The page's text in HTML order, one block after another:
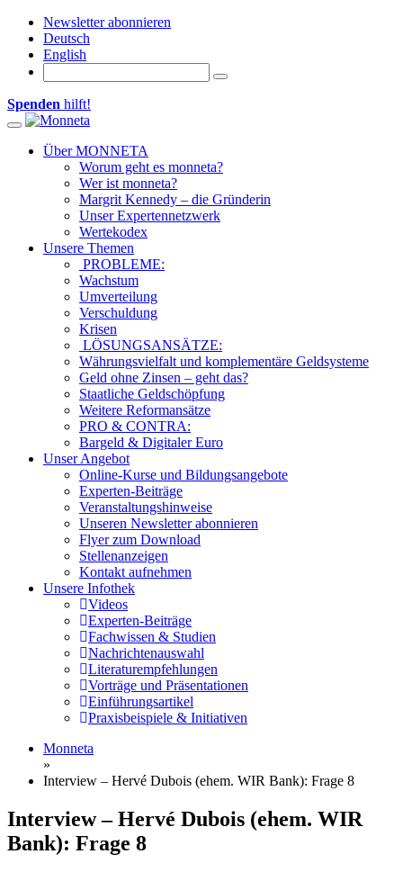
Newsletter abonnieren
Deutsch
English
Spenden hilft!
Toggle navigation
Über MONNETA
Worum geht es monneta?
Wer ist monneta?
Margrit Kennedy – die Gründerin
Unser Expertennetzwerk
Wertekodex
Unsere Themen
PROBLEME:
Wachstum
Umverteilung
Verschuldung
Krisen
LÖSUNGSANSÄTZE:
Währungsvielfalt und komplementäre Geldsysteme
Geld ohne Zinsen – geht das?
Staatliche Geldschöpfung
Weitere Reformansätze
PRO & CONTRA:
Bargeld & Digitaler Euro
Unser Angebot
Online-Kurse und Bildungsangebote
Experten-Beiträge
Veranstaltungshinweise
Unseren Newsletter abonnieren
Flyer zum Download
Stellenanzeigen
Kontakt aufnehmen
Unsere Infothek
Videos
Experten-Beiträge
Fachwissen & Studien
Nachrichtenauswahl
Literaturempfehlungen
Vorträge und Präsentationen
Einführungsartikel
Praxisbeispiele & Initiativen
Monneta
»
Interview – Hervé Dubois (ehem. WIR Bank): Frage 8
Interview – Hervé Dubois (ehem. WIR
Bank): Frage 8